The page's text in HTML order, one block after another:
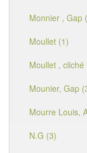
Monnier , Gap
Moullet (1)
Moullet ,
Mounier, Gap
Mourre Louis,
N.G (3)